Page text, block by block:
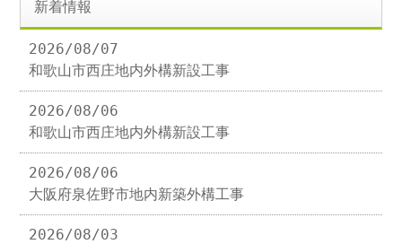
新着情報
2026/08/07
和歌山市西庄地内外構新設工事
2026/08/06
和歌山市西庄地内外構新設工事
2026/08/06
大阪府泉佐野市地内新築外構工事
2026/08/03